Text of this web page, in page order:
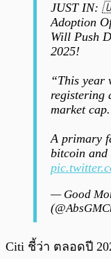
JUST IN:
Adoption
Will Push
2025!
“This year
registering
market
A primary
bitcoin and
— Good
Citi ชี้ว่า ตลอดปี